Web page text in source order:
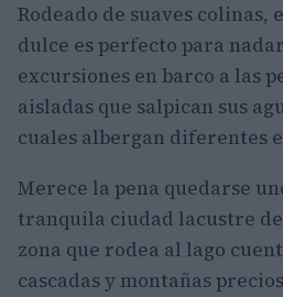
Rodeado de suaves colinas,
dulce es perfecto para
excursiones en barco a las
aisladas que salpican sus
cuales albergan diferentes
Merece la pena quedarse
tranquila ciudad lacustre de
zona que rodea al lago
cascadas y montañas